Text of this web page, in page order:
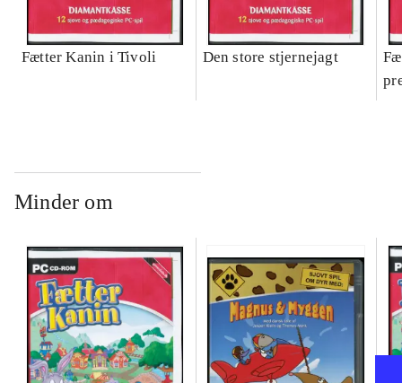
Fætter Kanin i Tivoli Den store stjernejagt
Minder om